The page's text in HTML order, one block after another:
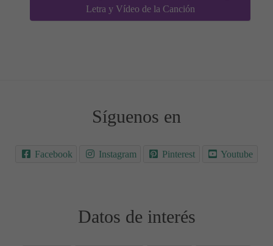
Letra y Vídeo de la Canción
Síguenos en
Facebook Instagram Pinterest Youtube
Datos de interés